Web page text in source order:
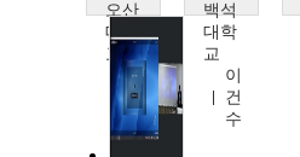
오산
대학
교
서
봉
성
백석
대학
교
이
건
수